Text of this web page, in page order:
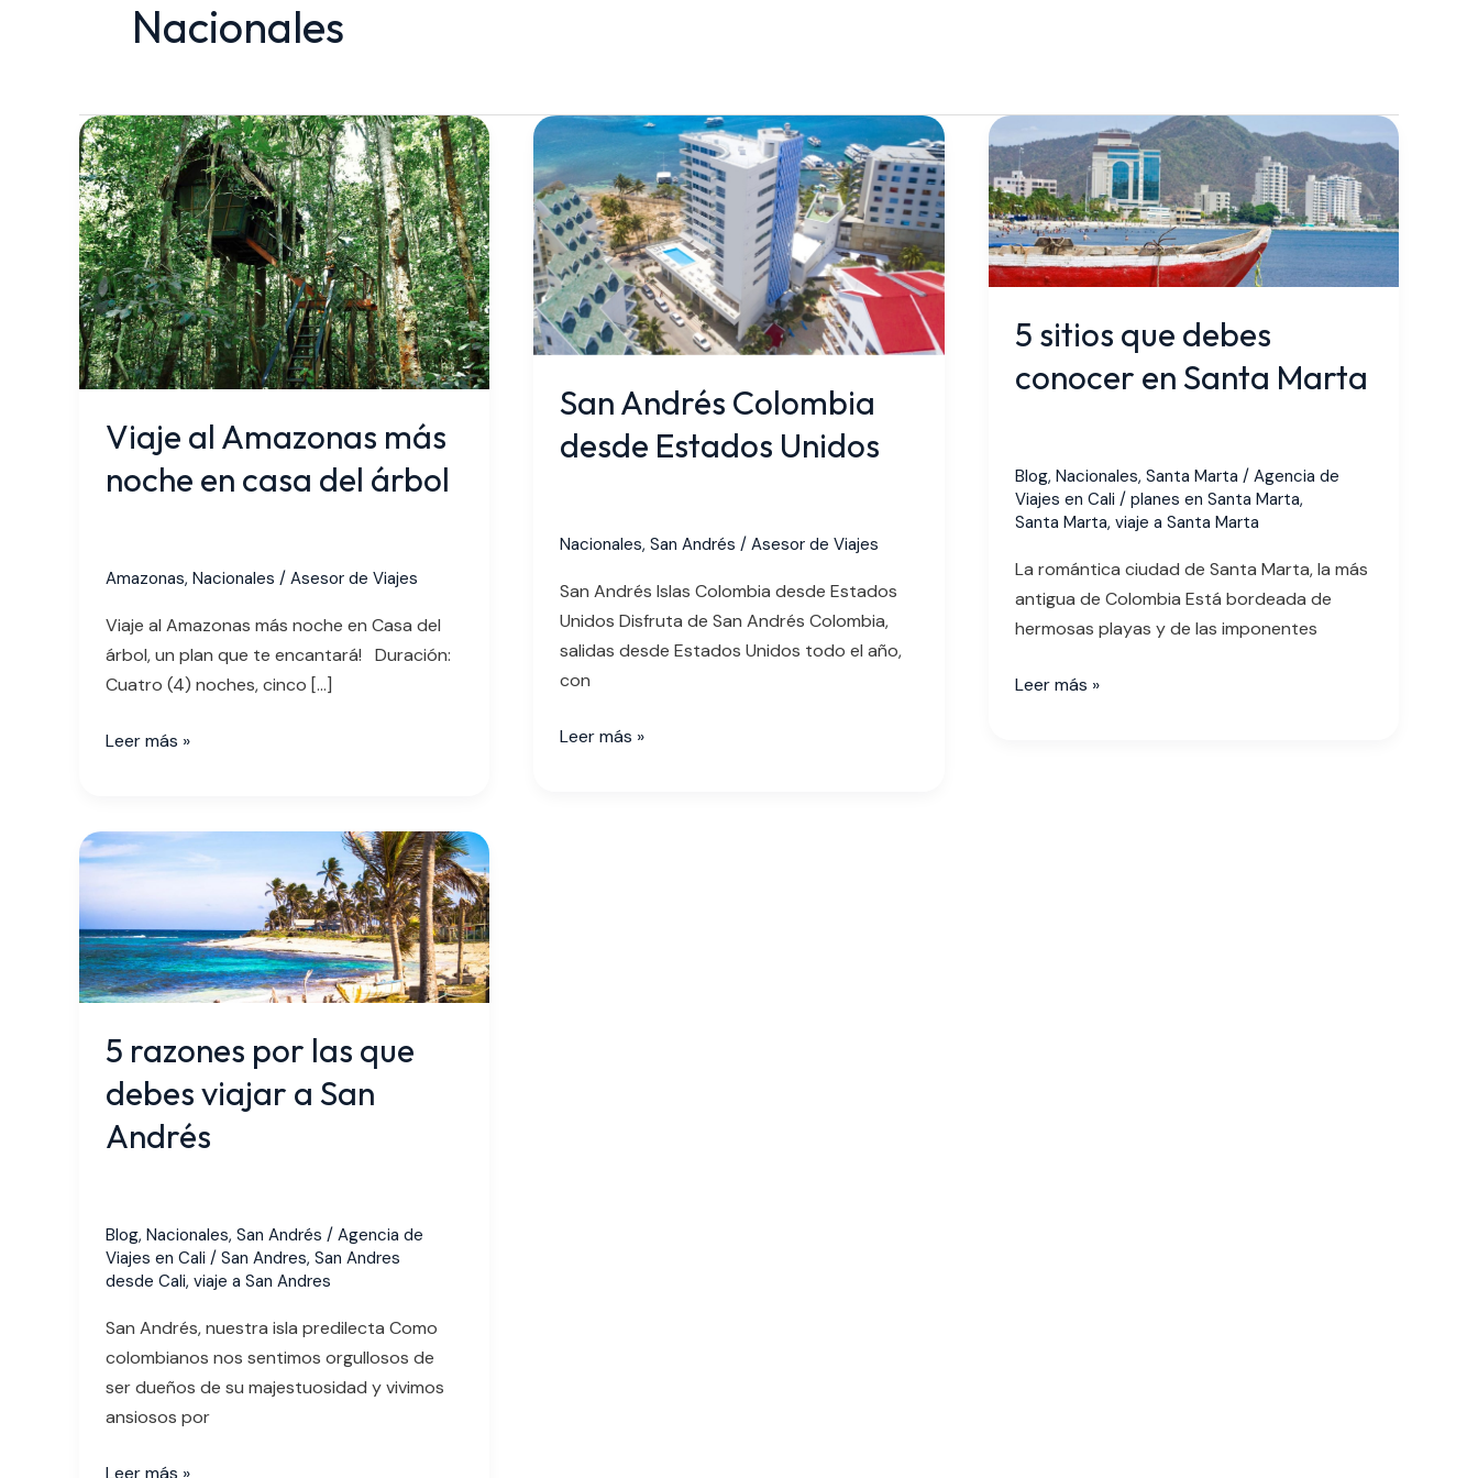
Nacionales
Viaje al Amazonas más
noche en casa del árbol
Amazonas, Nacionales / Asesor de Viajes
Viaje al Amazonas más noche en Casa del
árbol, un plan que te encantará! Duración:
Cuatro (4) noches, cinco […]
Viaje
al
Amazonas
más
noche
en
casa
del
árbol
Leer más »
San Andrés Colombia
desde Estados Unidos
Nacionales,San Andrés /Asesor de Viajes
San Andrés Islas Colombia desde Estados
Unidos Disfruta de San Andrés Colombia,
salidas desde Estados Unidos todo el año,
con
San
Andrés
Colombia
desde
Estados
Unidos
Leer más »
5 sitios que debes
conocer en Santa Marta
Blog, Nacionales, Santa Marta / Agencia de
Viajes en Cali / planes en Santa Marta,
Santa Marta, viaje a Santa Marta
La romántica ciudad de Santa Marta, la más
antigua de Colombia Está bordeada de
hermosas playas y de las imponentes
sitios
que
debes
conocer
en
Marta
Leer más »
5 razones por las que
debes viajar a San
Andrés
Blog, Nacionales, San Andrés / Agencia de
Viajes en Cali / San Andres, San Andres
desde Cali, viaje a San Andres
San Andrés, nuestra isla predilecta Como
colombianos nos sentimos orgullosos de
ser dueños de su majestuosidad y vivimos
ansiosos por
5
razones
por
las
que
debes
a
San
Andrés
Leer más »